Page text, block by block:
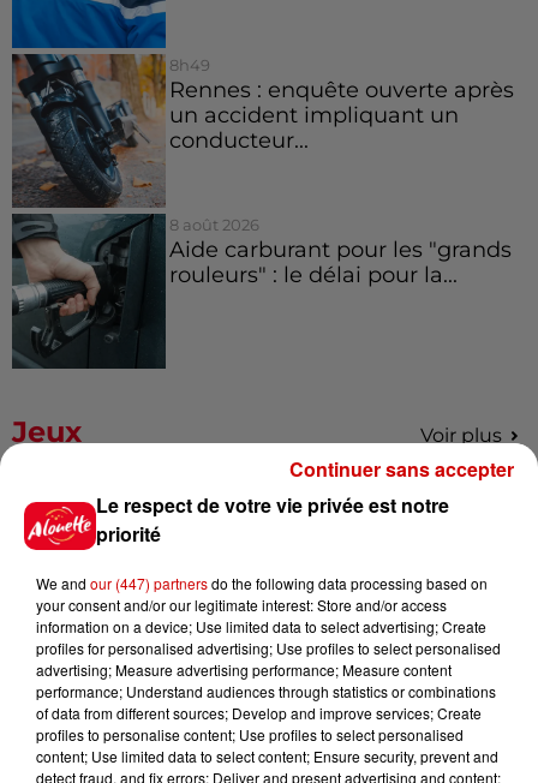
8h49
Rennes : enquête ouverte après
un accident impliquant un
conducteur...
8 août 2026
Aide carburant pour les "grands
rouleurs" : le délai pour la...
Jeux Voir plus
Gagnez vos places pour le
festival Marché Gourmand 2026
Le Duel - Gagnez vos entrées
pour l'un des zoos de nos
régions !
Le respect de votre vie privée est notre
priorité
We and our (447) partnersdo the following data processing based on
your consent and/or our legitimate interest: Store and/or access
information on a device; Use limited data to select advertising; Create
profiles for personalised advertising; Use profiles to select personalised
advertising; Measure advertising performance; Measure content
performance; Understand audiences through statistics or combinations
of data from different sources; Develop and improve services; Create
profiles to personalise content; Use profiles to select personalised
content; Use limited data to select content; Ensure security, prevent and
detect fraud, and fix errors; Deliver and present advertising and content;
Continuer sans accepter